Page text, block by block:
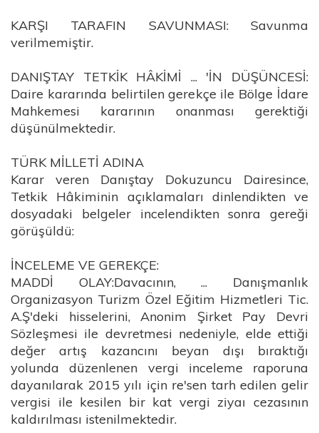
KARŞI TARAFIN SAVUNMASI: Savunma
verilmemiştir.
DANIŞTAY TETKİK HÂKİMİ ... 'İN DÜŞÜNCESİ:
Daire kararında belirtilen gerekçe ile Bölge İdare
Mahkemesi kararının onanması gerektiği
düşünülmektedir.
TÜRK MİLLETİ ADINA
Karar veren Danıştay Dokuzuncu Dairesince,
Tetkik Hâkiminin açıklamaları dinlendikten ve
dosyadaki belgeler incelendikten sonra gereği
görüşüldü:
İNCELEME VE GEREKÇE:
MADDİ OLAY:Davacının, ... Danışmanlık
Organizasyon Turizm Özel Eğitim Hizmetleri Tic.
A.Ş'deki hisselerini, Anonim Şirket Pay Devri
Sözleşmesi ile devretmesi nedeniyle, elde ettiği
değer artış kazancını beyan dışı bıraktığı
yolunda düzenlenen vergi inceleme raporuna
dayanılarak 2015 yılı için re'sen tarh edilen gelir
vergisi ile kesilen bir kat vergi ziyaı cezasının
kaldırılması istenilmektedir.